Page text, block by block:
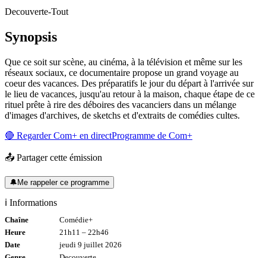
Decouverte-Tout
Synopsis
Que ce soit sur scène, au cinéma, à la télévision et même sur les
réseaux sociaux, ce documentaire propose un grand voyage au
coeur des vacances. Des préparatifs le jour du départ à l'arrivée sur
le lieu de vacances, jusqu'au retour à la maison, chaque étape de ce
rituel prête à rire des déboires des vacanciers dans un mélange
d'images d'archives, de sketchs et d'extraits de comédies cultes.
🔴 RegarderCom+ en directProgramme de Com+
📤 Partager cette émission
🔔Me rappeler ce programme
ℹ️ Informations
Chaîne
Comédie+
Heure
21h11 – 22h46
Date
jeudi 9 juillet 2026